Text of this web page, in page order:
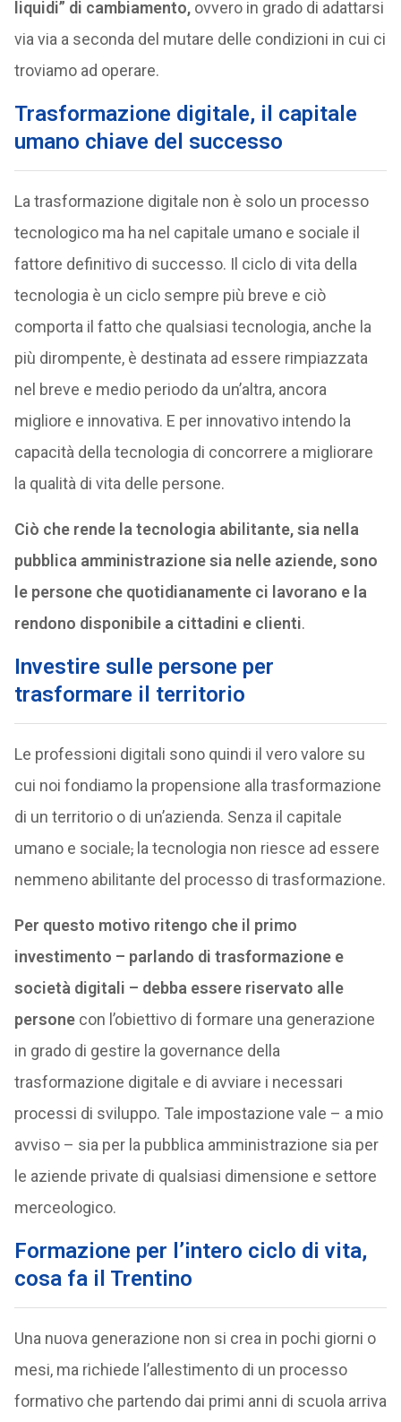
liquidi” di cambiamento,ovvero in grado di adattarsi
via via a seconda del mutare delle condizioni in cui ci
troviamo ad operare.
Trasformazione digitale, il capitale
umano chiave del successo
La trasformazione digitale non è solo un processo
tecnologico ma ha nel capitale umano e sociale il
fattore definitivo di successo. Il ciclo di vita della
tecnologia è un ciclo sempre più breve e ciò
comporta il fatto che qualsiasi tecnologia, anche la
più dirompente, è destinata ad essere rimpiazzata
nel breve e medio periodo da un’altra, ancora
migliore e innovativa. E per innovativo intendo la
capacità della tecnologia di concorrere a migliorare
la qualità di vita delle persone.
Ciò che rende la tecnologia abilitante, sia nella
pubblica amministrazione sia nelle aziende, sono
le persone che quotidianamente ci lavorano e la
rendono disponibile a cittadini e clienti.
Investire sulle persone per
trasformare il territorio
Le professioni digitali sono quindi il vero valore su
cui noi fondiamo la propensione alla trasformazione
di un territorio o di un’azienda. Senza il capitale
umano e sociale,la tecnologia non riesce ad essere
nemmeno abilitante del processo di trasformazione.
Per questo motivo ritengo che il primo
investimento – parlando di trasformazione e
società digitali – debba essere riservato alle
personecon l’obiettivo di formare una generazione
in grado di gestire la governance della
trasformazione digitale e di avviare i necessari
processi di sviluppo. Tale impostazione vale – a mio
avviso – sia per la pubblica amministrazione sia per
le aziende private di qualsiasi dimensione e settore
merceologico.
Formazione per l’intero ciclo di vita,
cosa fa il Trentino
Una nuova generazione non si crea in pochi giorni o
mesi, ma richiede l’allestimento di un processo
formativo che partendo dai primi anni di scuola arriva